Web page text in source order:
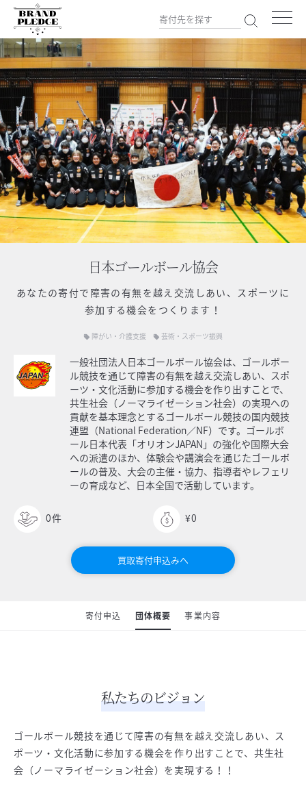
日本ゴールボール協会
あなたの寄付で 障害の有無を越え交流しあい、スポーツに
参加する機会をつくります！
local_offer 障がい・介護支援 local_offer 芸術・スポーツ振興
一般社団法人日本ゴールボール協会は、ゴールボー
ル競技を通じて障害の有無を越え交流しあい、スポ
ーツ・文化活動に参加する機会を作り出すことで、
共生社会（ノーマライゼーション社会）の実現への
貢献を基本理念とするゴールボール競技の国内競技
連盟（National Federation／NF）です。ゴールボ
ール日本代表「オリオンJAPAN」の強化や国際大会
への派遣のほか、体験会や講演会を通じたゴールボ
ールの普及、大会の主催・協力、指導者やレフェリ
ーの育成など、日本全国で活動しています。
0件 ¥0
買取寄付申込みへ
寄付申込 団体概要 事業内容
私たちのビジョン
ゴールボール競技を通じて障害の有無を越え交流しあい、ス
ポーツ・文化活動に参加する機会を作り出すことで、共生社
会（ノーマライゼーション社会）を実現する！！